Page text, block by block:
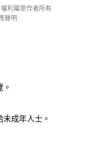
利屬原作者所有
聲明
成年人士。